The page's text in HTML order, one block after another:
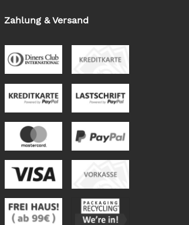
Zahlung & Versand